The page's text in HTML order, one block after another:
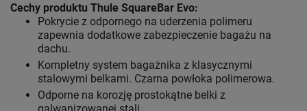
Cechy produktu Thule SquareBar Evo:
Pokrycie z odpornego na uderzenia polimeru
zapewnia dodatkowe zabezpieczenie bagażu na
dachu.
Kompletny system bagażnika z klasycznymi
stalowymi belkami. Czarna powłoka polimerowa.
Odporne na korozję prostokątne belki z